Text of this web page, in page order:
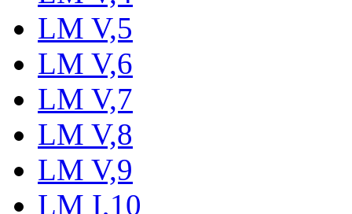
LM V,5
LM V,6
LM V,7
LM V,8
LM V,9
LM I,10